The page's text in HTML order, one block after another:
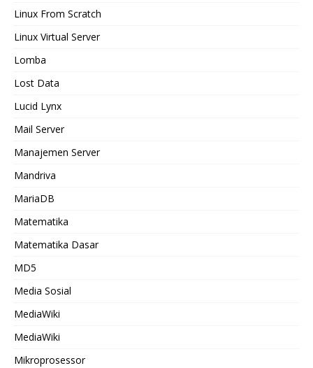
Linux From Scratch
Linux Virtual Server
Lomba
Lost Data
Lucid Lynx
Mail Server
Manajemen Server
Mandriva
MariaDB
Matematika
Matematika Dasar
MD5
Media Sosial
MediaWiki
MediaWiki
Mikroprosessor